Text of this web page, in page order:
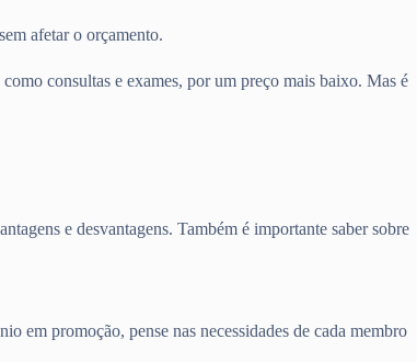
afetar o orçamento.
consultas e exames, por um preço mais baixo. Mas é
e desvantagens. Também é importante saber sobre
em promoção, pense nas necessidades de cada membro